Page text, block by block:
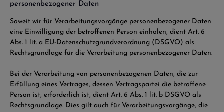
personenbezogener Daten
Soweit wir für Verarbeitungsvorgänge personenbezogener Daten
eine Einwilligung der betroffenen Person einholen, dient Art. 6
Abs. 1 lit. a EU-Datenschutzgrundverordnung (DSGVO) als
Rechtsgrundlage für die Verarbeitung personenbezogener Daten.
Bei der Verarbeitung von personenbezogenen Daten, die zur
Erfüllung eines Vertrages, dessen Vertragspartei die betroffene
Person ist, erforderlich ist, dient Art. 6 Abs. 1 lit. b DSGVO als
Rechtsgrundlage. Dies gilt auch für Verarbeitungsvorgänge, die